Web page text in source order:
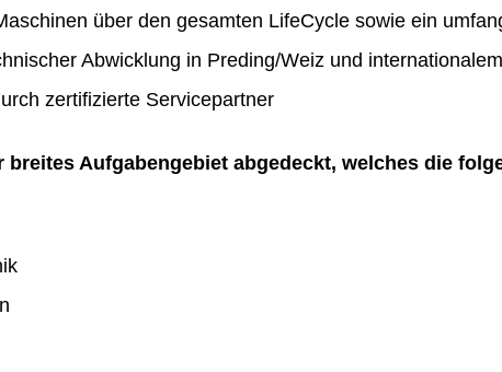
über den gesamten LifeCycle sowie ein
Abwicklung in Preding/Weiz und
zertifizierte Servicepartner
breites Aufgabengebiet abgedeckt, welches die